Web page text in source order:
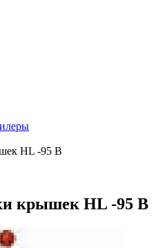
HL -95 В
крышек HL -95 В